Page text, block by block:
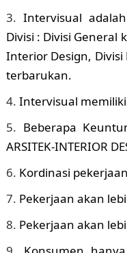
Intervisual
Divisi : Divisi General
Interior Design,
terbarukan.
Intervisual
Beberapa
ARSITEK-INTERIOR
Kordinasi
Pekerjaan akan
Pekerjaan akan